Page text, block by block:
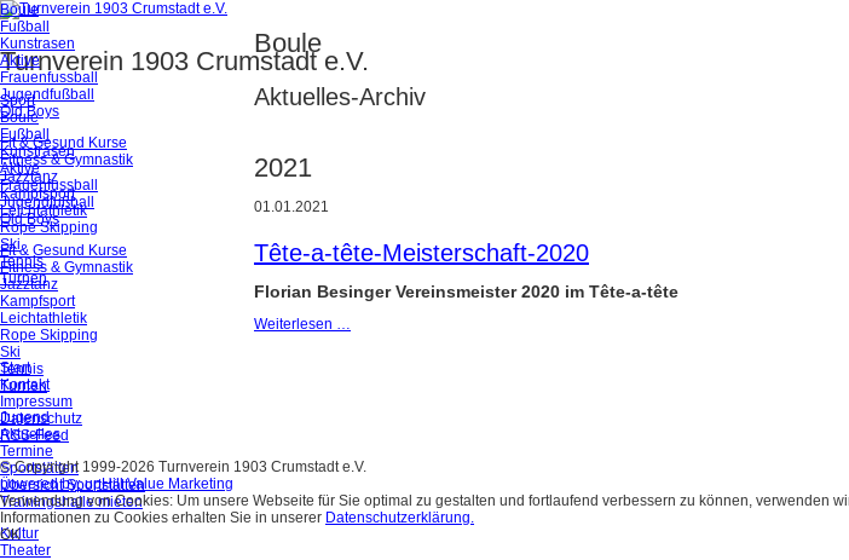
Turnverein 1903 Crumstadt e.V.
Sport
Boule
Fußball
Kunstrasen
Aktive
Frauenfussball
Jugendfußball
Old Boys
Fit & Gesund Kurse
Fitness & Gymnastik
Jazztanz
Kampfsport
Leichtathletik
Rope Skipping
Ski
Tennis
Turnen
Jugend
Aktuelles
Termine
Sportstätten
Übersicht Sportstätten
Trainingshalle mieten
Kultur
Theater
Boule
Aktuelles-Archiv
2021
01.01.2021
Tête-a-tête-Meisterschaft-2020
Florian Besinger Vereinsmeister 2020 im Tête-a-tête
Weiterlesen …
Boule
Fußball
Kunstrasen
Aktive
Frauenfussball
Jugendfußball
Old Boys
Fit & Gesund Kurse
Fitness & Gymnastik
Jazztanz
Kampfsport
Leichtathletik
Rope Skipping
Ski
Tennis
Turnen
Start
Kontakt
Impressum
Datenschutz
RSS-Feed
© Copyright 1999-2026 Turnverein 1903 Crumstadt e.V.
powered by: upHill Value Marketing
Verwendung von Cookies: Um unsere Webseite für Sie optimal zu gestalten und fortlaufend verbessern zu können, verwenden
Informationen zu Cookies erhalten Sie in unserer Datenschutzerklärung.
OK